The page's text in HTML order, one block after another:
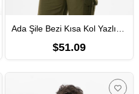
$51.09